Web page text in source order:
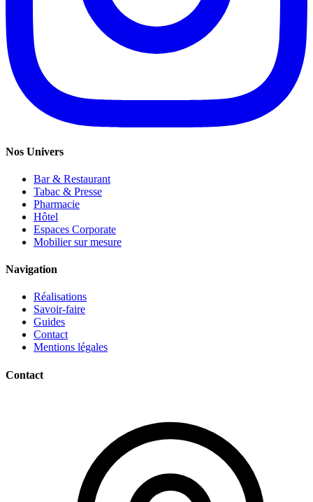
Nos Univers
Bar & Restaurant
Tabac & Presse
Pharmacie
Hôtel
Espaces Corporate
Mobilier sur mesure
Navigation
Réalisations
Savoir-faire
Guides
Contact
Mentions légales
Contact